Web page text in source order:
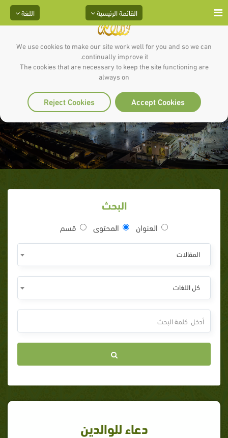
We use cookies to make our site work well for you and so we can
continually improve it.
The cookies that are necessary to keep the site functioning are
always on
Accept Cookies
Reject Cookies
اللغة القائمة الرئيسية
دعاء للوالدين
البحث
العنوان المحتوى قسم
المقالات
كل اللغات
دعاء للوالدين